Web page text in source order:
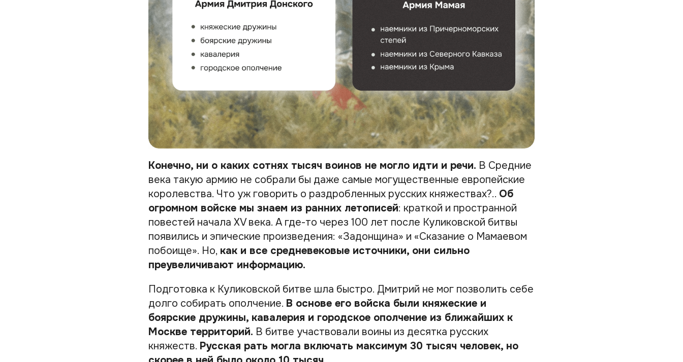
Конечно, ни о каких сотнях тысяч воинов не могло идти и речи. В Средние
века такую армию не собрали бы даже самые могущественные европейские
королевства. Что уж говорить о раздробленных русских княжествах?.. Об
огромном войске мы знаем из ранних летописей: краткой и пространной
повестей начала XV века. А где-то через 100 лет после Куликовской битвы
появились и эпические произведения: «Задонщина» и «Сказание о Мамаевом
побоище». Но, как и все средневековые источники, они сильно
преувеличивают информацию.
Подготовка к Куликовской битве шла быстро. Дмитрий не мог позволить себе
долго собирать ополчение. В основе его войска были княжеские и
боярские дружины, кавалерия и городское ополчение из ближайших к
Москве территорий. В битве участвовали воины из десятка русских
княжеств. Русская рать могла включать максимум 30 тысяч человек, но